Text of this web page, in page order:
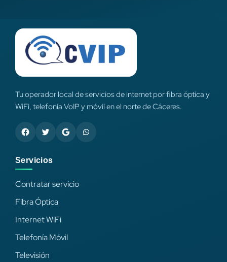
Tu operador local de servicios de internet por fibra óptica y
WiFi, telefonía VoIP y móvil en el norte de Cáceres.
Servicios
Contratar servicio
Fibra Óptica
Internet WiFi
Telefonía Móvil
Televisión